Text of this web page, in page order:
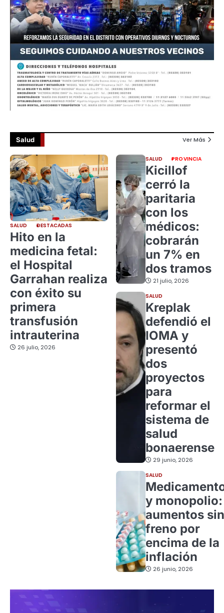
Salud Ver Más
SALUD DESTACADAS
Hito en la
medicina fetal:
el Hospital
Garrahan realiza
con éxito su
primera
transfusión
intrauterina
26 julio, 2026
SALUD PROVINCIA
Kicillof
cerró la
paritaria
con los
médicos:
cobrarán
un 7% en
dos tramos
21 julio, 2026
SALUD
Kreplak
defendió el
IOMA y
presentó
dos
proyectos
para
reformar el
sistema de
salud
bonaerense
29 junio, 2026
SALUD
y monopolio:
aumentos sin
freno por
encima de la
inflación
26 junio, 2026